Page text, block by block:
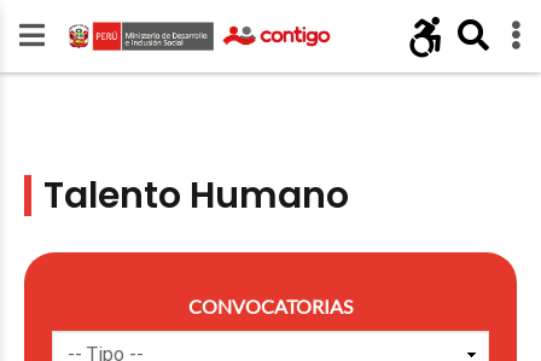
Talento Humano
CONVOCATORIAS